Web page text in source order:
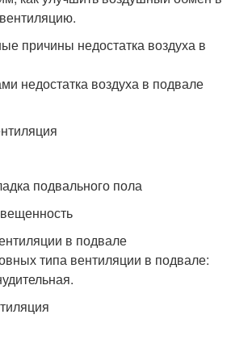
причины недостатка воздуха в
недостатка воздуха в подвале
подвального пола
в подвале
типа вентиляции в подвале: